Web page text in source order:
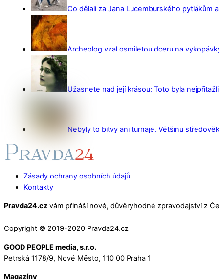
Co dělali za Jana Lucemburského pytlákům
Archeolog vzal osmiletou dceru na
Užasnete nad její krásou: Toto byla
Nebyly to bitvy ani turnaje. Většinu
Zásady ochrany osobních údajů
Kontakty
Pravda24.cz vám přináší nové, důvěryhodné zpravodajství z
Copyright © 2019-2020 Pravda24.cz
GOOD PEOPLE media, s.r.o.
Petrská 1178/9, Nové Město, 110 00 Praha 1
Magazíny